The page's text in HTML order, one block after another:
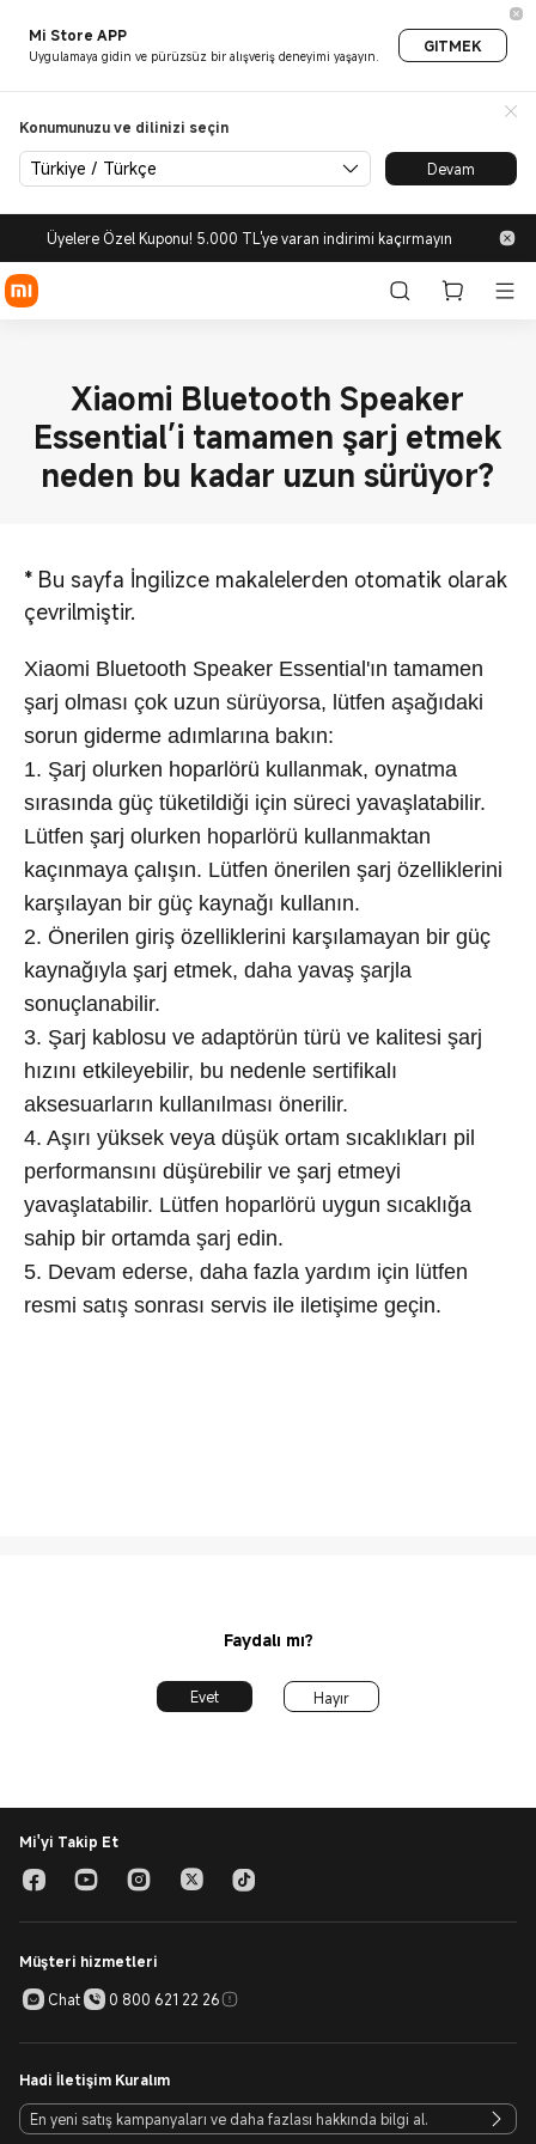
Mi Store APP
Uygulamaya gidin ve pürüzsüz bir alışveriş deneyimi yaşayın.
GITMEK
Konumunuzu ve dilinizi seçin
Türkiye / Türkçe Devam
Üyelere Özel Kuponu! 5.000 TL'ye varan indirimi kaçırmayın
Xiaomi Bluetooth Speaker
Essential’i tamamen şarj etmek
neden bu kadar uzun sürüyor?
* Bu sayfa İngilizce makalelerden otomatik olarak
çevrilmiştir.
Xiaomi Bluetooth Speaker Essential'ın tamamen
şarj olması çok uzun sürüyorsa, lütfen aşağıdaki
sorun giderme adımlarına bakın:
1. Şarj olurken hoparlörü kullanmak, oynatma
sırasında güç tüketildiği için süreci yavaşlatabilir.
Lütfen şarj olurken hoparlörü kullanmaktan
kaçınmaya çalışın. Lütfen önerilen şarj özelliklerini
karşılayan bir güç kaynağı kullanın.
2. Önerilen giriş özelliklerini karşılamayan bir güç
kaynağıyla şarj etmek, daha yavaş şarjla
sonuçlanabilir.
3. Şarj kablosu ve adaptörün türü ve kalitesi şarj
hızını etkileyebilir, bu nedenle sertifikalı
aksesuarların kullanılması önerilir.
4. Aşırı yüksek veya düşük ortam sıcaklıkları pil
performansını düşürebilir ve şarj etmeyi
yavaşlatabilir. Lütfen hoparlörü uygun sıcaklığa
sahip bir ortamda şarj edin.
5. Devam ederse, daha fazla yardım için lütfen
resmi satış sonrası servis ile iletişime geçin.
Faydalı mı?
Evet Hayır
Mi'yi Takip Et
Müşteri hizmetleri
Chat
0 800 621 22 26
Hadi İletişim Kuralım